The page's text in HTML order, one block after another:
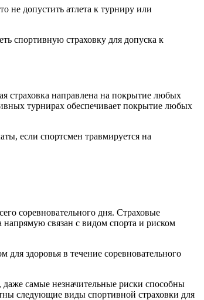
не допустить атлета к турниру или
спортивную страховку для допуска к
страховка направлена на покрытие любых
турнирах обеспечивает покрытие любых
если спортсмен травмируется на
соревновательного дня. Страховые
связан с видом спорта и риском
здоровья в течение соревновательного
самые незначительные риски способны
следующие виды спортивной страховки для